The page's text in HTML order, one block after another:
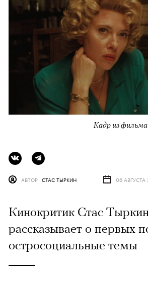
Кадр из
АВТОР СТАС ТЫРКИН 06 АВГУСТА
Кинокритик Стас
рассказывает о первых
остросоциальные темы